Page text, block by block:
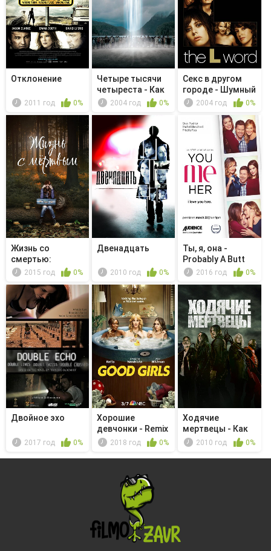
Отклонение
2011 год 0%
Четыре тысячи
четыреста - Как
угодно ...
2004 год 0%
Секс в другом
городе - Шумный
и гордый
2004 год 0%
Жизнь со
смертью:
история любви
2015 год 0%
Двенадцать
2010 год 0%
Ты, я, она -
Probably A Butt
Thing2016 год 0%
Двойное эхо
2017 год 0%
Хорошие
девчонки - Remix
2018 год 0%
Ходячие
мертвецы - Как
всё должно быть
2010 год 0%